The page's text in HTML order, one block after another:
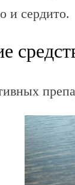
и сердито.